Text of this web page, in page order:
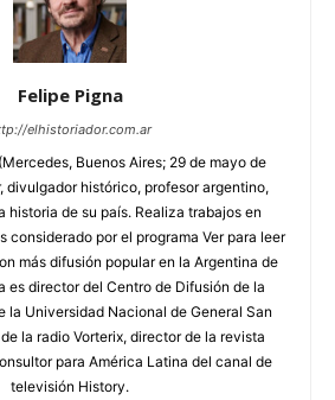
Felipe Pigna
elhistoriador.com.ar
Buenos Aires; 29 de mayo de
divulgador histórico, profesor argentino,
historia de su país. Realiza trabajos en
considerado por el programa Ver para leer
más difusión popular en la Argentina de
es director del Centro de Difusión de la
la Universidad Nacional de General San
la radio Vorterix, director de la revista
para América Latina del canal de
televisión History.